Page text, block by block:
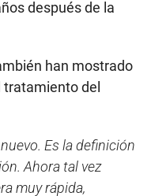
después de la
han mostrado
del
Es la definición
Ahora tal vez
muy rápida,